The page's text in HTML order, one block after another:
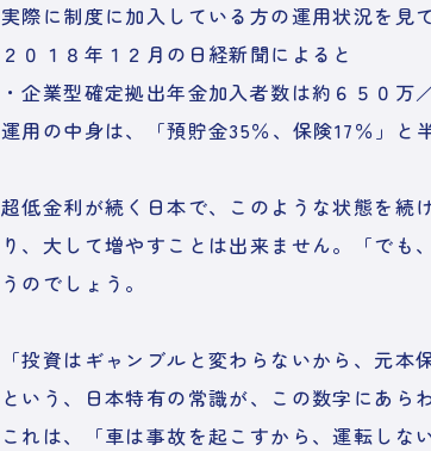
実際に制度に加入している方の運用状況を見
２０１８年１２月の日経新聞によると
・企業型確定拠出年金加入者数は約６５０万
運用の中身は、「預貯金35％、保険17％」と
超低金利が続く日本で、このような状態を続
り、大して増やすことは出来ません。「で
うのでしょう。
「投資はギャンブルと変わらないから、元本
という、日本特有の常識が、この数字にあら
これは、「車は事故を起こすから、運転しな